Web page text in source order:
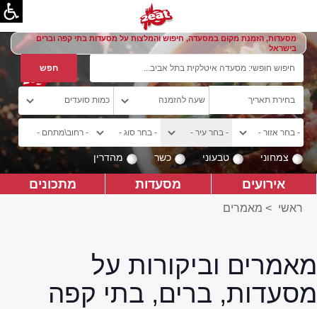
מסעדות, הזמנת מקום במסעדה, חיפוש והמלצות על מסעדות בתי קפה וברים
בישראל
צמחוני טבעוני כשר מהדרין
אירועים מסעדות מתכונים
ראשי > מאמרים
מאמרים וביקורות על
מסעדות, ברים, בתי קפה